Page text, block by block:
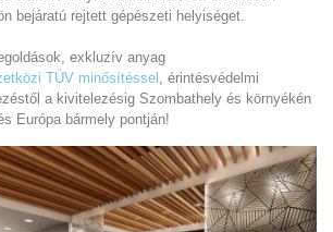
bejáratú rejtett gépészeti helyiséget.
exkluzív anyag
TÜV minősítéssel , érintésvédelmi
a kivitelezésig Szombathely és környékén
Európa bármely pontján!